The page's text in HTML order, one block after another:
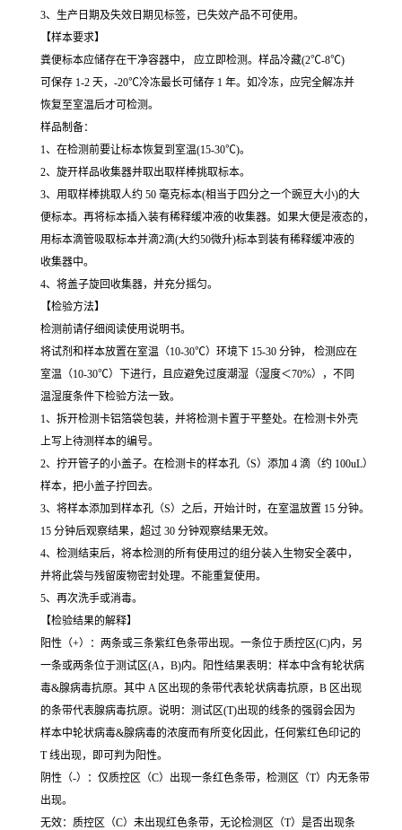
3、生产日期及失效日期见标签，已失效产品不可使用。
【样本要求】
粪便标本应储存在干净容器中， 应立即检测。样品冷藏(2℃-8℃)
可保存 1-2 天，-20℃冷冻最长可储存 1 年。如冷冻，应完全解冻并
恢复至室温后才可检测。
样品制备：
1、在检测前要让标本恢复到室温(15-30℃)。
2、旋开样品收集器并取出取样棒挑取标本。
3、用取样棒挑取人约 50 毫克标本(相当于四分之一个豌豆大小)的大
便标本。再将标本插入装有稀释缓冲液的收集器。如果大便是液态的，
用标本滴管吸取标本并滴2滴(大约50微升)标本到装有稀释缓冲液的
收集器中。
4、将盖子旋回收集器，并充分摇匀。
【检验方法】
检测前请仔细阅读使用说明书。
将试剂和样本放置在室温（10-30℃）环境下 15-30 分钟， 检测应在
室温（10-30℃）下进行，且应避免过度潮湿（湿度＜70%），不同
温湿度条件下检验方法一致。
1、拆开检测卡铝箔袋包装，并将检测卡置于平整处。在检测卡外壳
上写上待测样本的编号。
2、拧开管子的小盖子。在检测卡的样本孔（S）添加 4 滴（约 100uL）
样本，把小盖子拧回去。
3、将样本添加到样本孔（S）之后，开始计时，在室温放置 15 分钟。
15 分钟后观察结果，超过 30 分钟观察结果无效。
4、检测结束后，将本检测的所有使用过的组分装入生物安全袭中，
并将此袋与残留废物密封处理。不能重复使用。
5、再次洗手或消毒。
【检验结果的解释】
阳性（+）：两条或三条紫红色条带出现。一条位于质控区(C)内，另
一条或两条位于测试区(A，B)内。阳性结果表明：样本中含有轮状病
毒&腺病毒抗原。其中 A 区出现的条带代表轮状病毒抗原，B 区出现
的条带代表腺病毒抗原。说明：测试区(T)出现的线条的强弱会因为
样本中轮状病毒&腺病毒的浓度而有所变化因此，任何紫红色印记的
T 线出现，即可判为阳性。
阴性（-）：仅质控区（C）出现一条红色条带，检测区（T）内无条带
出现。
无效：质控区（C）未出现红色条带，无论检测区（T）是否出现条